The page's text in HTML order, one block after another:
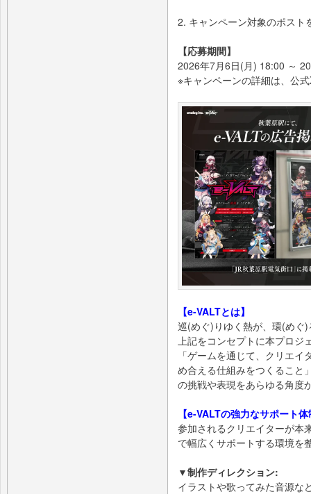
2. キャンペーン対象のポスト
【応募期間】
2026年7月6日(月) 18:00 ～
※キャンペーンの詳細は、公
【e-VALTとは】
巡(めぐ)りゆく熱が、環(めぐ
上記をコンセプトに本プロジ
「ゲームを通じて、クリエ
め合える仕組みをつくること
の挑戦や表現をあらゆる角度
【e-VALTの強力なサポート
参加されるクリエイターが本
で幅広くサポートする環境を
▼制作ディレクション:
イラストや歌ってみた音源な